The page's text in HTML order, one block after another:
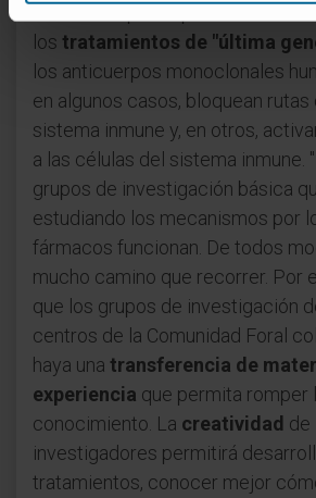
inmunoterapia en pacientes
los tratamientos de "última
los anticuerpos monoclonales
en algunos casos, bloquean rutas
sistema inmune y, en otros,
a las células del sistema inmune.
grupos de investigación básica
estudiando los mecanismos por
fármacos funcionan. De todos
mucho camino que recorrer. Por
que los grupos de investigación
centros de la Comunidad Foral
haya una transferencia de
experiencia que permita romper
conocimiento. La creatividad de
investigadores permitirá
tratamientos, conocer mejor